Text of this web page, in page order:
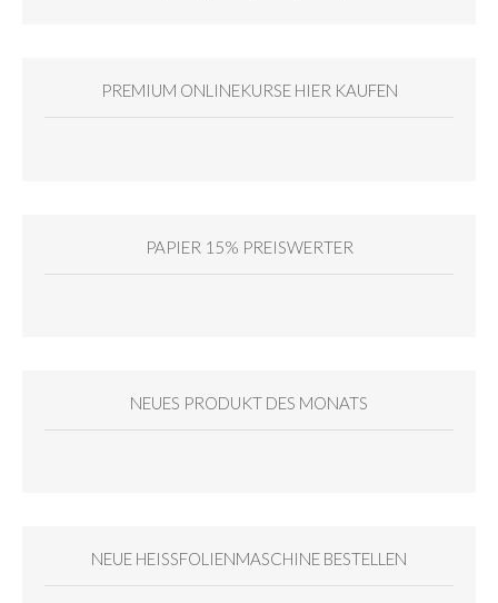
PREMIUM ONLINEKURSE HIER KAUFEN
PAPIER 15% PREISWERTER
NEUES PRODUKT DES MONATS
NEUE HEISSFOLIENMASCHINE BESTELLEN